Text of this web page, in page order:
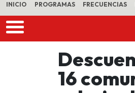
INICIO PROGRAMAS FRECUENCIAS
16